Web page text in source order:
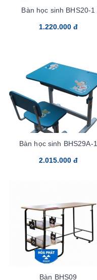
Bàn học sinh BHS20-1
1.220.000 đ
Bàn học sinh BHS29A-1
2.015.000 đ
Bàn BHS09